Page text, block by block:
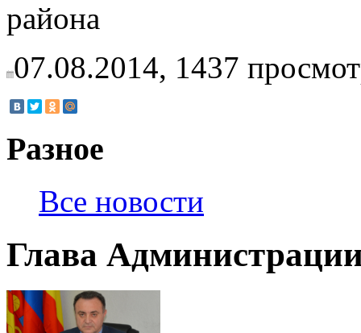
07.08.2014, 1437
Разное
Все новости
Глава